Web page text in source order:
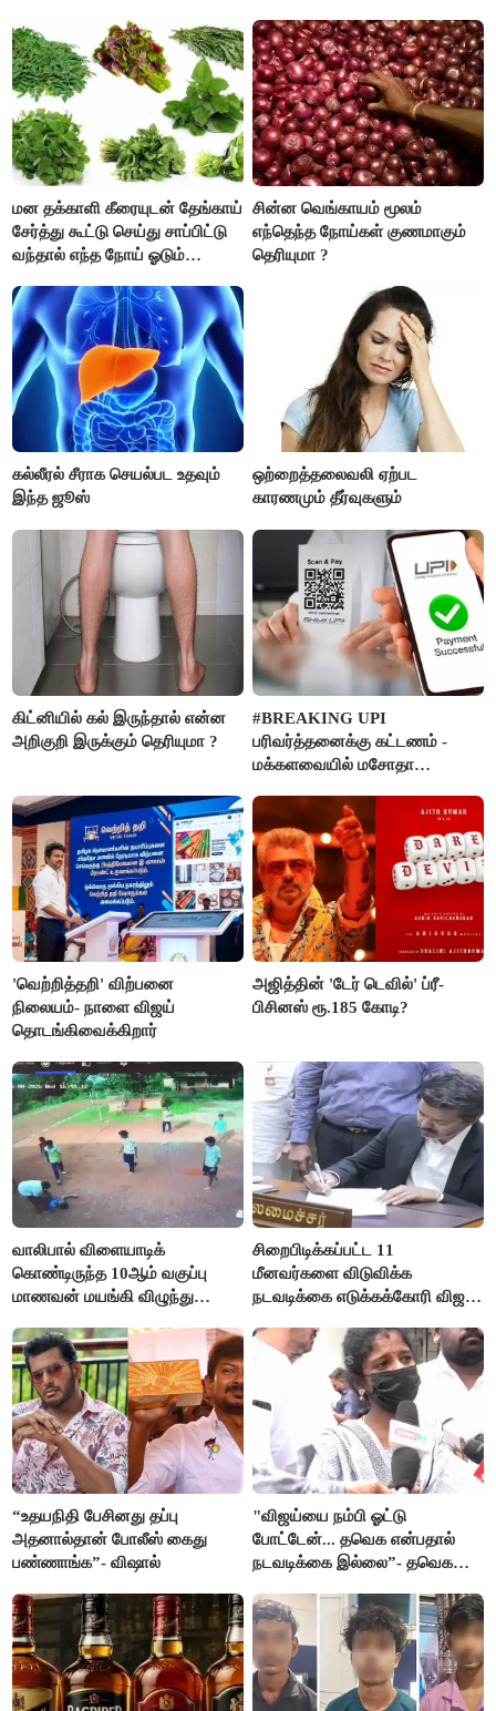
பொறுப்புகளை ஒப்படைப்பதில்
கவனம் தேவை..!
மன தக்காளி கீரையுடன் தேங்காய்
சேர்த்து கூட்டு செய்து சாப்பிட்டு
வந்தால் எந்த நோய் ஓடும்
சின்ன வெங்காயம் மூலம்
எந்தெந்த நோய்கள் குணமாகும்
தெரியுமா ?
கல்லீரல் சீராக செயல்பட உதவும்
இந்த ஜூஸ்
ஒற்றைத்தலைவலி ஏற்பட
காரணமும் தீர்வுகளும்
கிட்னியில் கல் இருந்தால் என்ன
அறிகுறி இருக்கும் தெரியுமா ?
#BREAKING UPI
பரிவர்த்தனைக்கு கட்டணம் -
மக்களவையில் மசோதா
'வெற்றித்தறி' விற்பனை
நிலையம்- நாளை விஜய்
தொடங்கிவைக்கிறார்
அஜித்தின் 'டேர் டெவில்' ப்ரீ-
பிசினஸ் ரூ.185 கோடி?
வாலிபால் விளையாடிக்
கொண்டிருந்த 10ஆம் வகுப்பு
மாணவன் மயங்கி விழுந்து
சிறைபிடிக்கப்பட்ட 11
மீனவர்களை விடுவிக்க
நடவடிக்கை எடுக்கக்கோரி விஜய்
“உதயநிதி பேசினது தப்பு
அதனால்தான் போலீஸ் கைது
பண்ணாங்க”- விஷால்
"விஜய்யை நம்பி ஓட்டு
போட்டேன்... தவெக என்பதால்
நடவடிக்கை இல்லை”- தவெக
கதறல்